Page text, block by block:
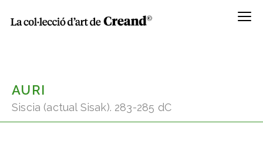
Menú
AURI
Siscia (actual Sisak). 283-285 dC